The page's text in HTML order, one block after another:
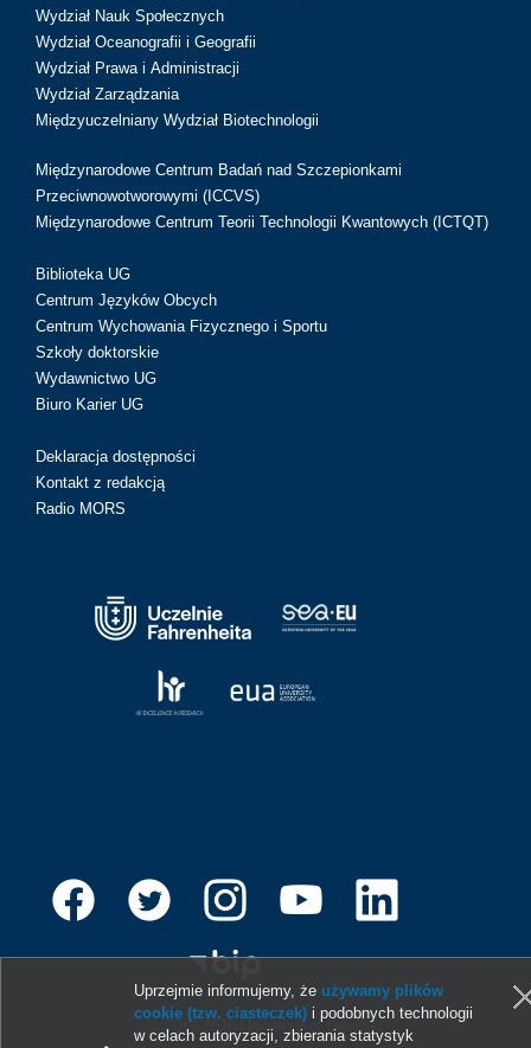
Wydział Nauk Społecznych
Wydział Oceanografii i Geografii
Wydział Prawa i Administracji
Wydział Zarządzania
Międzyuczelniany Wydział Biotechnologii
Międzynarodowe Centrum Badań nad Szczepionkami
Przeciwnowotworowymi (ICCVS)
Międzynarodowe Centrum Teorii Technologii Kwantowych (ICTQT)
Biblioteka UG
Centrum Języków Obcych
Centrum Wychowania Fizycznego i Sportu
Szkoły doktorskie
Wydawnictwo UG
Biuro Karier UG
Deklaracja dostępności
Kontakt z redakcją
Radio MORS
© 2013-2026 Uniwersytet Gdański
Uprzejmie informujemy, że używamy plików
cookie (tzw. ciasteczek) i podobnych technologii
w celach autoryzacji, zbierania statystyk